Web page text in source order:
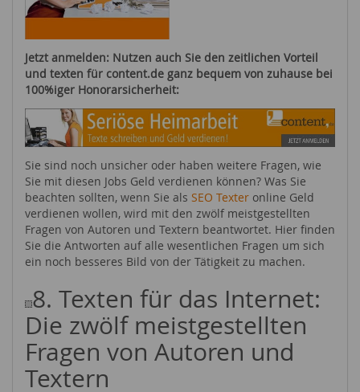
Jetzt anmelden: Nutzen auch Sie den zeitlichen Vorteil
und texten für content.de ganz bequem von zuhause bei
100%iger Honorarsicherheit:
Sie sind noch unsicher oder haben weitere Fragen, wie
Sie mit diesen Jobs Geld verdienen können? Was Sie
beachten sollten, wenn Sie als SEO Texter online Geld
verdienen wollen, wird mit den zwölf meistgestellten
Fragen von Autoren und Textern beantwortet. Hier finden
Sie die Antworten auf alle wesentlichen Fragen um sich
ein noch besseres Bild von der Tätigkeit zu machen.
8. Texten für das Internet:
Die zwölf meistgestellten
Fragen von Autoren und
Textern